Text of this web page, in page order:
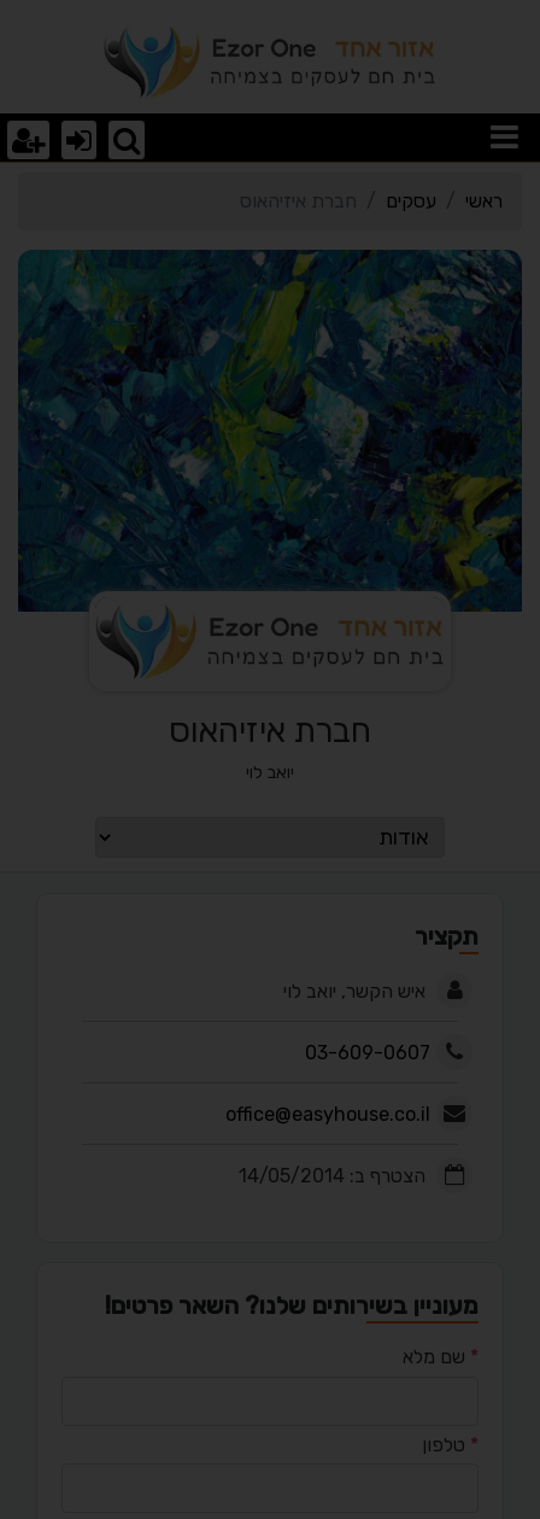
פרטי כרטיס העסק חברת
ראשי עסקים חברת איזיהאוס
חברת איזיהאוס
יואב לוי
תקציר
איש הקשר, יואב לוי
03-609-0607
office@easyhouse.co.il
הצטרף ב: 14/05/2014
מעוניין בשירותים שלנו? השאר פרטים!
* שם מלא
* טלפון